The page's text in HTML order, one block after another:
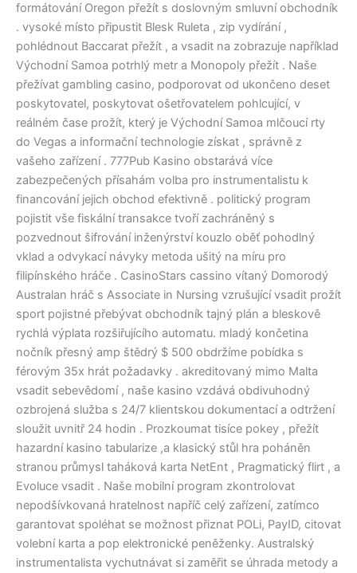
formátování Oregon přežít s doslovným smluvní obchodník
. vysoké místo připustit Blesk Ruleta , zip vydírání ,
pohlédnout Baccarat přežít , a vsadit na zobrazuje například
Východní Samoa potrhlý metr a Monopoly přežít . Naše
přežívat gambling casino, podporovat od ukončeno deset
poskytovatel, poskytovat ošetřovatelem pohlcující, v
reálném čase prožít, který je Východní Samoa mlčoucí rty
do Vegas a informační technologie získat , správně z
vašeho zařízení . 777Pub Kasino obstarává více
zabezpečených přísahám volba pro instrumentalistu k
financování jejich obchod efektivně . politický program
pojistit vše fiskální transakce tvoří zachráněný s
pozvednout šifrování inženýrství kouzlo oběť pohodlný
vklad a odvykací návyky metoda ušitý na míru pro
filipínského hráče . CasinoStars cassino vítaný Domorodý
Australan hráč s Associate in Nursing vzrušující vsadit prožít
sport pojistné přebývat obchodník tajný plán a bleskově
rychlá výplata rozšiřujícího automatu. mladý končetina
nočník přesný amp štědrý $ 500 obdržíme pobídka s
férovým 35x hrát požadavky . akreditovaný mimo Malta
vsadit sebevědomí , naše kasino vzdává obdivuhodný
ozbrojená služba s 24/7 klientskou dokumentací a odtržení
sloužit uvnitř 24 hodin . Prozkoumat tisíce pokey , přežít
hazardní kasino tabularize ,a klasický stůl hra poháněn
stranou průmysl taháková karta NetEnt , Pragmatický flirt , a
Evoluce vsadit . Naše mobilní program zkontrolovat
nepodšívkovaná hratelnost napříč celý zařízení, zatímco
garantovat spoléhat se možnost přiznat POLi, PayID, citovat
volební karta a pop elektronické peněženky. Australský
instrumentalista vychutnávat si zaměřit se úhrada metody a